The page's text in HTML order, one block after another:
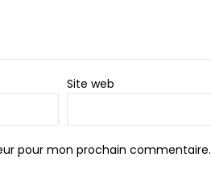
Site web
pour mon prochain commentaire.